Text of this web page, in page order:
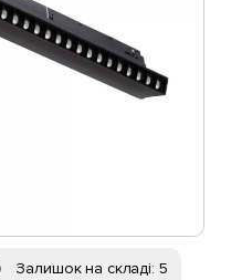
Залишок на складі: 5